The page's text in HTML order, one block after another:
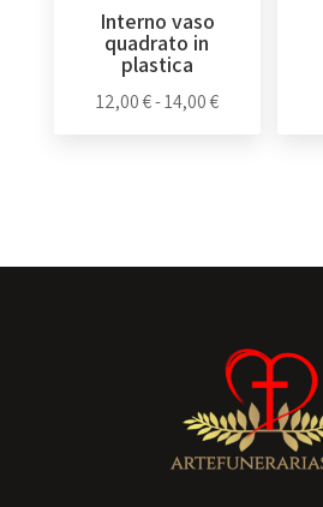
Interno vaso
quadrato in
plastica
12,00€-14,00€Fascia